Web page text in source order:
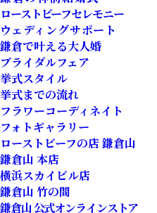
ローストビーフセレモニー
ウェディングサポート
鎌倉で叶える大人婚
ブライダルフェア
挙式スタイル
挙式までの流れ
フラワーコーディネイト
フォトギャラリー
ローストビーフの店 鎌倉山
鎌倉山 本店
横浜スカイビル店
鎌倉山 竹の間
鎌倉山 公式オンラインストア